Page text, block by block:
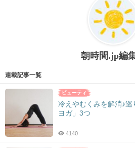
朝時間.jp編
連載記事一覧
冷えやむくみを解消♪巡
ヨガ」3つ
4140